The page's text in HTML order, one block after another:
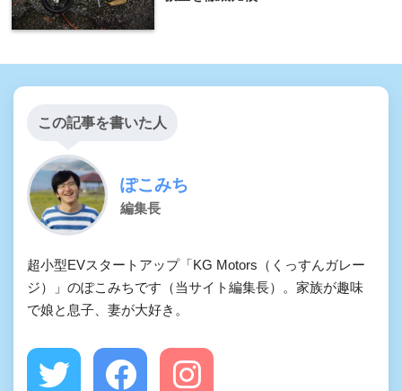
この記事を書いた人
ぽこみち
編集長
超小型EVスタートアップ「KG Motors（くっすんガレー
ジ）」のぽこみちです（当サイト編集長）。家族が趣味
で娘と息子、妻が大好き。